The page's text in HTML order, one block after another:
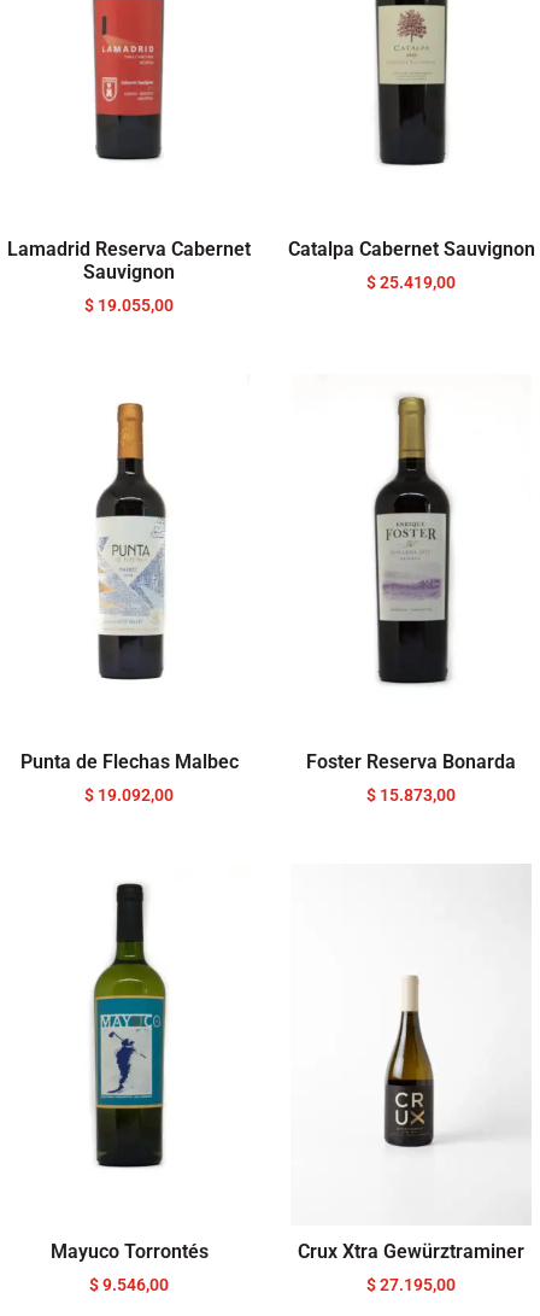
Lamadrid Reserva Cabernet
Sauvignon
$ 19.055,00
Catalpa Cabernet Sauvignon
$25.419,00
Punta de Flechas Malbec
$ 19.092,00
Foster Reserva Bonarda
$ 15.873,00
Mayuco Torrontés
$9.546,00
Crux Xtra Gewürztraminer
$27.195,00